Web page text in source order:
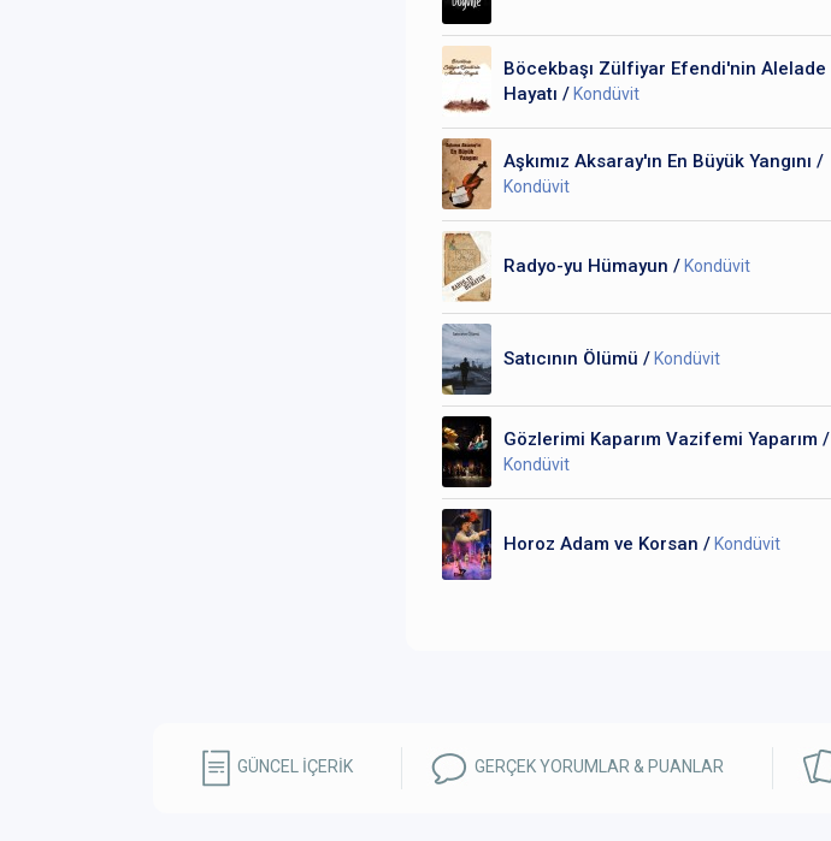
Böcekbaşı Zülfiyar Efendi'nin Alelade
Hayatı / Kondüvit
Aşkımız Aksaray'ın En Büyük Yangını /
Kondüvit
Radyo-yu Hümayun / Kondüvit
Satıcının Ölümü / Kondüvit
Gözlerimi Kaparım Vazifemi Yaparım /
Kondüvit
Horoz Adam ve Korsan / Kondüvit
GÜNCEL İÇERİK GERÇEK YORUMLAR & PUANLAR